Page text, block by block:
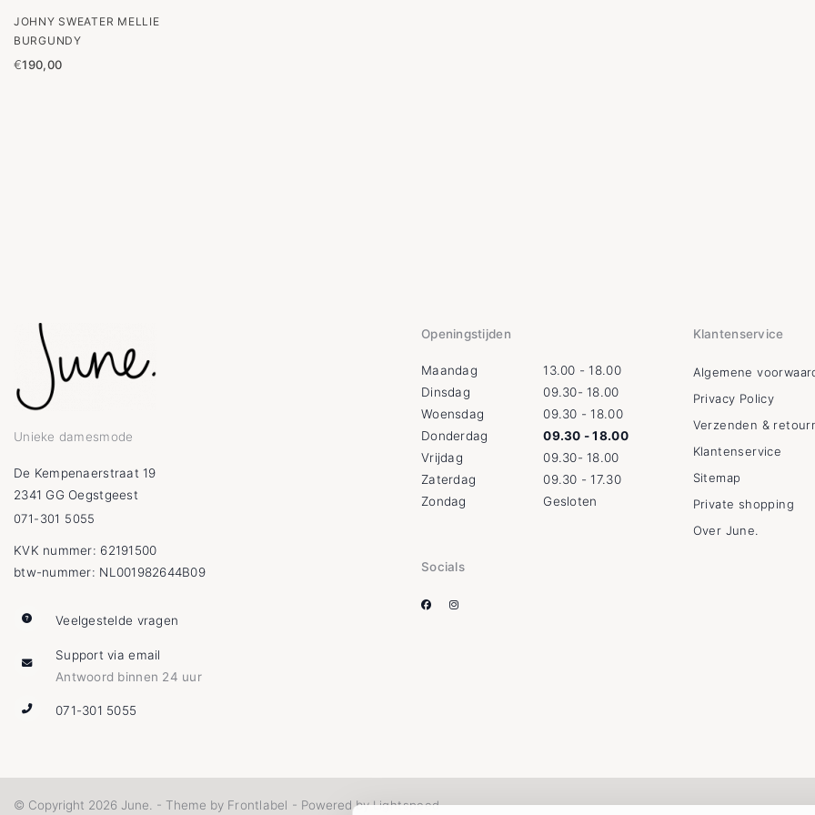
JOHNY SWEATER MELLIE
BURGUNDY
€190,00
Unieke damesmode
De Kempenaerstraat 19
2341 GG Oegstgeest
071-301 5055
KVK nummer: 62191500
btw-nummer: NL001982644B09
Veelgestelde vragen
Support via email
Antwoord binnen 24 uur
071-301 5055
Openingstijden
Maandag
13.00 - 18.00
Dinsdag
09.30- 18.00
Woensdag
09.30 - 18.00
Donderdag
09.30 - 18.00
Vrijdag
09.30- 18.00
Zaterdag
09.30 - 17.30
Zondag
Gesloten
Socials
Klantenservice
Algemene
Privacy Policy
Verzenden &
Klantenservice
Sitemap
Private shopping
Over June.
© Copyright 2026 June. - Theme by Frontlabel - Powered by Lightspeed